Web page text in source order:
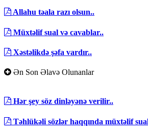
Allahu təala razı olsun..
Müxtəlif sual və cavablar..
Xəstəlikdə şəfa vardır..
Ən Son Əlavə Olunanlar
Hər şey söz dinləyənə verilir..
Təhlükəli sözlər haqqında müxtəlif